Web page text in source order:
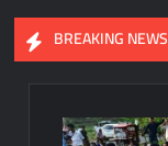
BREAKING NEWS
You Can Now